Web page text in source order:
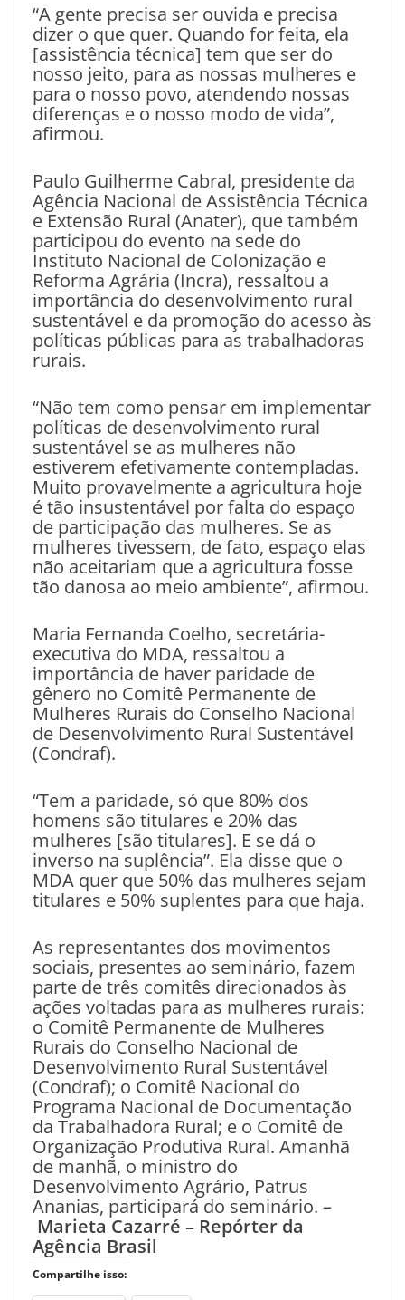
“A gente precisa ser ouvida e precisa
dizer o que quer. Quando for feita, ela
[assistência técnica] tem que ser do
nosso jeito, para as nossas mulheres e
para o nosso povo, atendendo nossas
diferenças e o nosso modo de vida”,
afirmou.
Paulo Guilherme Cabral, presidente da
Agência Nacional de Assistência Técnica
e Extensão Rural (Anater), que também
participou do evento na sede do
Instituto Nacional de Colonização e
Reforma Agrária (Incra), ressaltou a
importância do desenvolvimento rural
sustentável e da promoção do acesso às
políticas públicas para as trabalhadoras
rurais.
“Não tem como pensar em implementar
políticas de desenvolvimento rural
sustentável se as mulheres não
estiverem efetivamente contempladas.
Muito provavelmente a agricultura hoje
é tão insustentável por falta do espaço
de participação das mulheres. Se as
mulheres tivessem, de fato, espaço elas
não aceitariam que a agricultura fosse
tão danosa ao meio ambiente”, afirmou.
Maria Fernanda Coelho, secretária-
executiva do MDA, ressaltou a
importância de haver paridade de
gênero no Comitê Permanente de
Mulheres Rurais do Conselho Nacional
de Desenvolvimento Rural Sustentável
(Condraf).
“Tem a paridade, só que 80% dos
homens são titulares e 20% das
mulheres [são titulares]. E se dá o
inverso na suplência”. Ela disse que o
MDA quer que 50% das mulheres sejam
titulares e 50% suplentes para que haja.
As representantes dos movimentos
sociais, presentes ao seminário, fazem
parte de três comitês direcionados às
ações voltadas para as mulheres rurais:
o Comitê Permanente de Mulheres
Rurais do Conselho Nacional de
Desenvolvimento Rural Sustentável
(Condraf); o Comitê Nacional do
Programa Nacional de Documentação
da Trabalhadora Rural; e o Comitê de
Organização Produtiva Rural. Amanhã
de manhã, o ministro do
Desenvolvimento Agrário, Patrus
Ananias, participará do seminário. –
Marieta Cazarré – Repórter da
Agência Brasil
Compartilhe isso: